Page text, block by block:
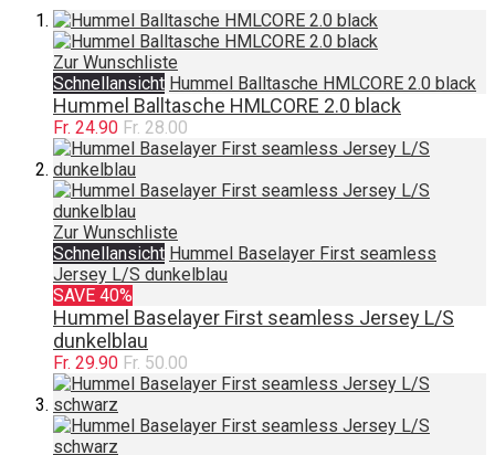
Zur Wunschliste
Schnellansicht Hummel Balltasche HMLCORE 2.0 black
Hummel Balltasche HMLCORE 2.0 black
Fr. 24.90 Fr. 28.00
Zur Wunschliste
Schnellansicht Hummel Baselayer First seamless
Jersey L/S dunkelblau
SAVE 40%
Hummel Baselayer First seamless Jersey L/S
dunkelblau
Fr. 29.90 Fr. 50.00